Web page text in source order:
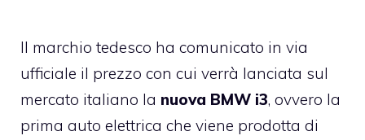
Il marchio tedesco ha comunicato in via
ufficiale il prezzo con cui verrà lanciata sul
mercato italiano la nuova BMW i3, ovvero la
prima auto elettrica che viene prodotta di